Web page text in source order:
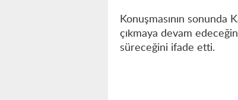
Konuşmasının sonunda
çıkmaya devam
süreceğini ifade etti.